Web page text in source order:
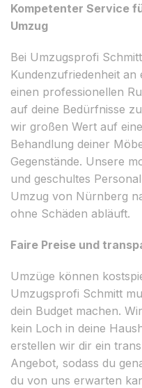
Kompetenter Service
Umzug
Bei Umzugsprofi
Kundenzufriedenheit an
einen professionellen
auf deine Bedürfnisse
wir großen Wert auf
Behandlung deiner
Gegenstände. Unsere
und geschultes
Umzug von Nürnberg
ohne Schäden abläuft.
Faire Preise und
Umzüge können
Umzugsprofi Schmitt
dein Budget machen.
kein Loch in deine
erstellen wir dir ein
Angebot, sodass du
du von uns erwarten